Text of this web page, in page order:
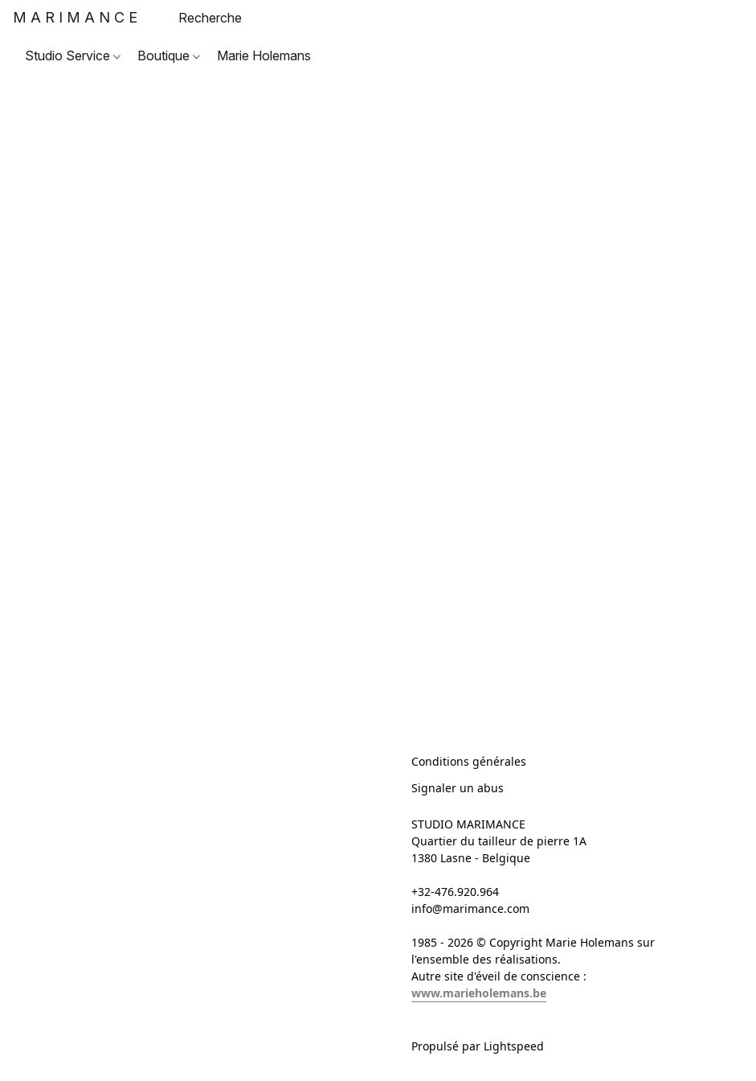
MARIMANCE
Studio Service Boutique Marie Holemans
Conditions générales
Signaler un abus
STUDIO MARIMANCE
Quartier du tailleur de pierre 1A
1380 Lasne - Belgique
+32-476.920.964
info@marimance.com
1985 - 2026 © Copyright Marie Holemans sur
l'ensemble des réalisations.
Autre site d'éveil de conscience :
www.marieholemans.be
Propulsé par Lightspeed